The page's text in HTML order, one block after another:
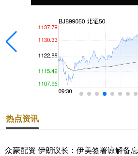
热点资讯
众豪配资 伊朗议长：伊美签署谅解备